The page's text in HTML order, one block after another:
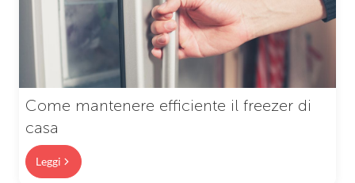
Come mantenere efficiente il freezer di
casa
Leggi